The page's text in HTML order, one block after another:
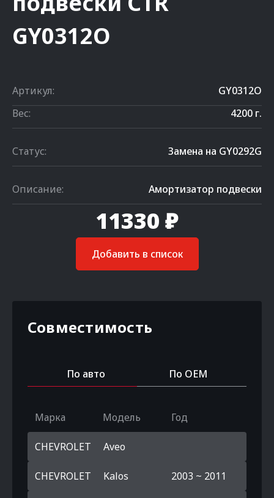
GY0312O
Артикул:
GY0312O
Вес:
4200 г.
Статус: Замена на GY0292G
Описание: Амортизатор подвески
11330 ₽
Добавить в список
Совместимость
По авто По OEM
Марка Модель Год
CHEVROLET Aveo
CHEVROLET Kalos 2003 ~ 2011